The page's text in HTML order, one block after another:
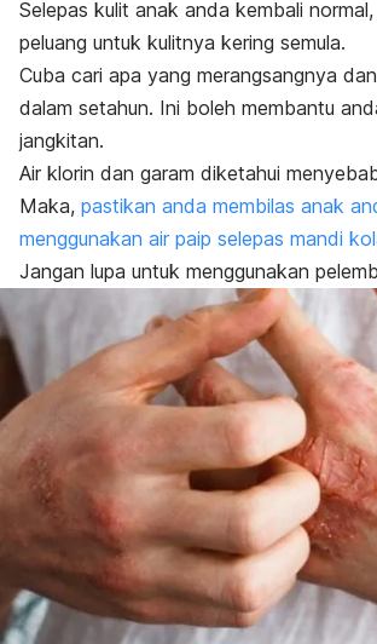
Selepas kulit anak anda kembali
peluang untuk kulitnya kering semula.
Cuba cari apa yang merangsangnya
dalam setahun. Ini boleh membantu
jangkitan.
Air klorin dan garam diketahui
Maka, pastikan anda membilas anak
menggunakan air paip selepas mandi
Jangan lupa untuk menggunakan